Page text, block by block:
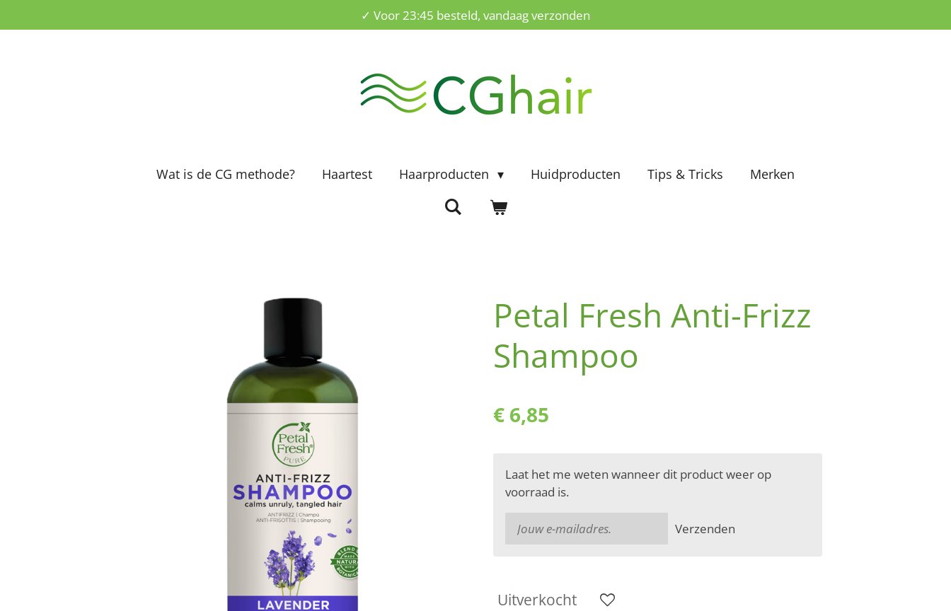
direct
✓ Voor 23:45 besteld, vandaag verzonden
Wat is de CG methode? Haartest Haarproducten Huidproducten Tips & Tricks Merken
Petal Fresh Anti-Frizz
Shampoo
€ 6,85
Laat het me weten wanneer dit product weer op
voorraad is.
Verzenden
Uitverkocht